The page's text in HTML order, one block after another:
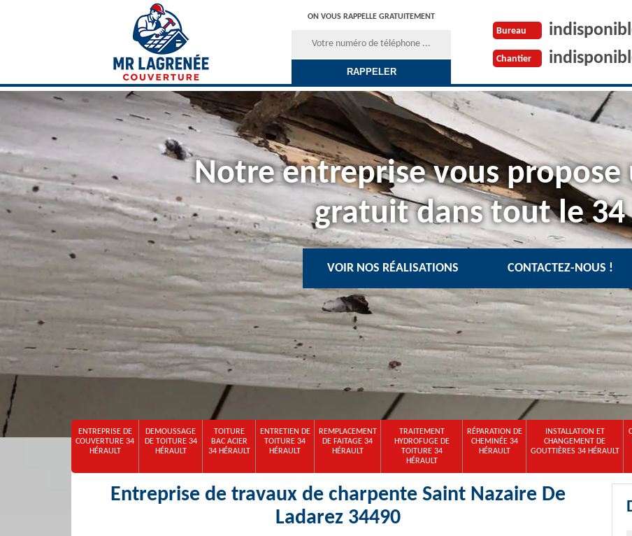
ON VOUS RAPPELLE GRATUITEMENT
Bureau
Chantier
Notre entreprise vous propose
gratuit dans tout le 34
VOIR NOS RÉALISATIONS CONTACTEZ-NOUS !
ENTREPRISE DE
COUVERTURE 34
HÉRAULT
DEMOUSSAGE
DE TOITURE 34
HÉRAULT
TOITURE
BAC ACIER
34 HÉRAULT
ENTRETIEN DE
TOITURE 34
HÉRAULT
REMPLACEMENT
DE FAITAGE 34
HÉRAULT
TRAITEMENT
HYDROFUGE DE
TOITURE 34
HÉRAULT
RÉPARATION DE
CHEMINÉE 34
HÉRAULT
INSTALLATION ET
CHANGEMENT DE
GOUTTIÈRES 34 HÉRAULT
Entreprise de travaux de charpente Saint Nazaire De
Ladarez 34490